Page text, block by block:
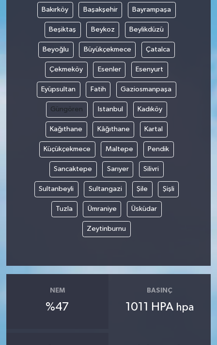
Bakırköy Başakşehir Bayrampaşa
Beşiktaş Beykoz Beylikdüzü
Beyoğlu Büyükçekmece Çatalca
Çekmeköy Esenler Esenyurt
Eyüpsultan Fatih Gaziosmanpaşa
Güngören Istanbul Kadıköy
Kağıthane Kâğıthane Kartal
Küçükçekmece Maltepe Pendik
Sancaktepe Sarıyer Silivri
Sultanbeyli Sultangazi Şile Şişli
Tuzla Ümraniye Üsküdar
Zeytinburnu
NEM
%47
BASINÇ
1011 HPA hpa